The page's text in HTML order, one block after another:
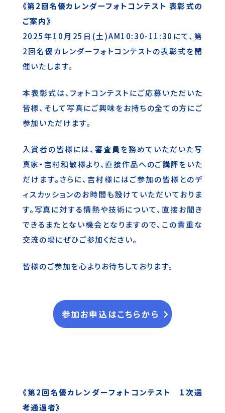
《第2回名優カレンダーフォトコンテスト 表彰式の
ご案内》
2025年10月25日(土)AM10:30-11:30にて、第
2回名優カレンダーフォトコンテストの表彰式を開
催いたします。
本表彰式は、フォトコンテストにご応募いただいた
皆様、そして写真にご興味をお持ちの全ての方にご
参加いただけます。
入賞者の皆様には、審査員を務めていただいた写
真家・吉村和敏様より、直接作品へのご講評をいた
だけます。さらに、吉村様にはご参加の皆様とのデ
ィスカッションのお時間も設けていただいておりま
す。写真に対する情熱や技術について、直接お聞き
できるまたとない機会となりますので、この貴重な
交流の場にぜひご参加ください。
皆様のご参加を心よりお待ちしております。
参加お申込はこちらから
《第2回名優カレンダーフォトコンテスト 1次選
考通過者》